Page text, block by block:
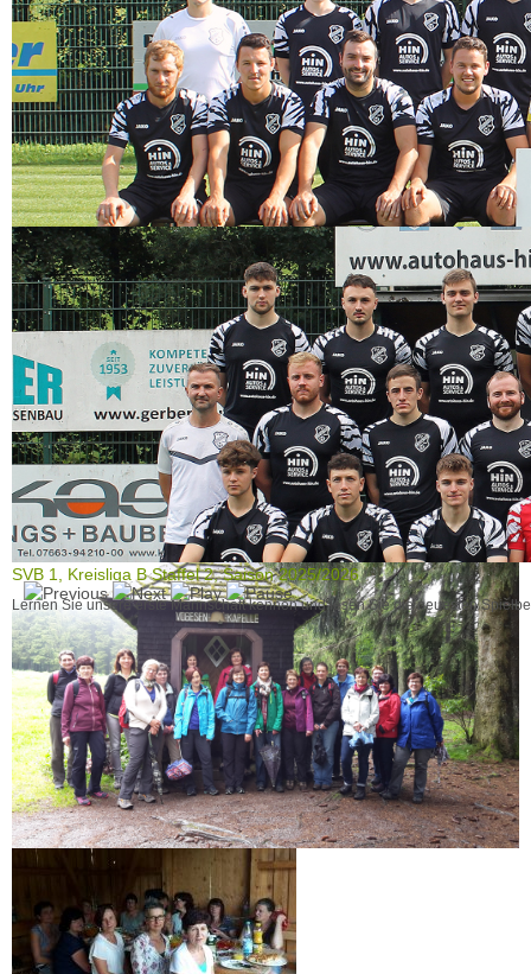
SVB 2, Kreisliga C Staffel 2, Saison 2025/2026
Lernen Sie unsere zweite Mannschaft kennen und lesen Sie die
SVB 1, Kreisliga B Staffel 2, Saison 2025/2026
Lernen Sie unsere erste Mannschaft kennen und lesen Sie die neuesten
ein Spargelessen oder einen Grillabend,eine Weihnachtsfeier und wenn
möglich einen Skiausflug.
Gerne können sich zu jeder Zeit interessierte Damen bei uns melden und für
einen Monat kostenlosunsere Gymnastikstunden besuchen und sich danach
für den Eintritt entscheiden oder nicht.
Wir freuen uns auf jeden Anruf oder jede E-Mail.
Anmeldung und Infos bei Sandra Hornung.
damengymnastik2@sv-biederbach.de